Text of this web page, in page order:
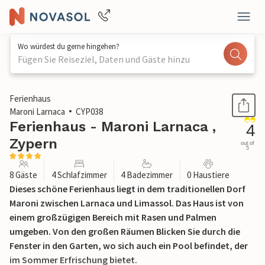
Wo würdest du gerne hingehen?
Fügen Sie Reiseziel, Daten und Gäste hinzu
1 / 25
Ferienhaus
Maroni Larnaca
CYP038
Ferienhaus - Maroni Larnaca ,
Zypern
4
out of
5
8 Gäste 4 Schlafzimmer 4 Badezimmer 0 Haustiere
Dieses schöne Ferienhaus liegt in dem traditionellen Dorf
Maroni zwischen Larnaca und Limassol. Das Haus ist von
einem großzügigen Bereich mit Rasen und Palmen
umgeben. Von den großen Räumen Blicken Sie durch die
Fenster in den Garten, wo sich auch ein Pool befindet, der
im Sommer Erfrischung bietet.